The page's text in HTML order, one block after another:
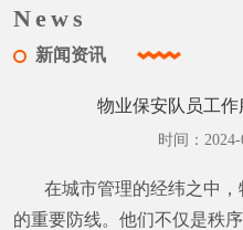
News
新闻资讯
物业保安队员工
时间：
在城市管理的经纬之中
的重要防线。他们不仅是秩